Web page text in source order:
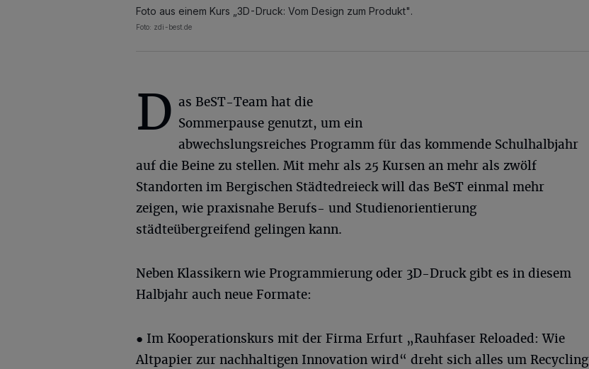
Foto aus einem Kurs „3D-Druck: Vom Design zum Produkt".
Foto: zdi-best.de
D as BeST-Team hat die
Sommerpause genutzt, um ein
abwechslungsreiches Programm für das kommende Schulhalbjahr
auf die Beine zu stellen. Mit mehr als 25 Kursen an mehr als zwölf
Standorten im Bergischen Städtedreieck will das BeST einmal mehr
zeigen, wie praxisnahe Berufs- und Studienorientierung
städteübergreifend gelingen kann.
Neben Klassikern wie Programmierung oder 3D-Druck gibt es in diesem
Halbjahr auch neue Formate:
● Im Kooperationskurs mit der Firma Erfurt „Rauhfaser Reloaded: Wie
Altpapier zur nachhaltigen Innovation wird“ dreht sich alles um Recycling